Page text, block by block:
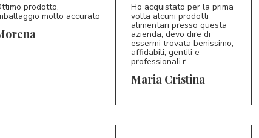
prodotto,
molto accurato
MC 5/5
Ho acquistato per la prima
volta alcuni prodotti
alimentari presso questa
azienda, devo dire di
essermi trovata benissimo,
affidabili, gentili e
professionali.r
Maria Cristina